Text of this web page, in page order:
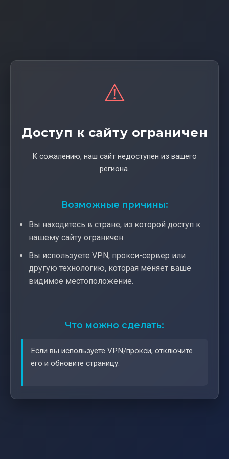
⚠️
Доступ к сайту ограничен
К сожалению, наш сайт недоступен из вашего
региона.
Возможные причины:
Вы находитесь в стране, из которой доступ к
нашему сайту ограничен.
Вы используете VPN, прокси-сервер или
другую технологию, которая меняет ваше
видимое местоположение.
Что можно сделать:
Если вы используете VPN/прокси, отключите
его и обновите страницу.